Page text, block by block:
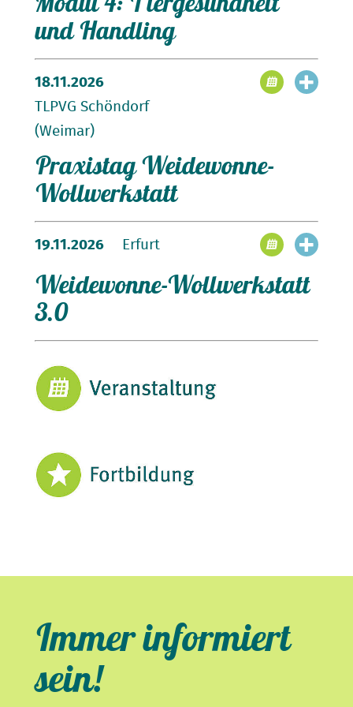
anmelden
Zeit und Dauer:
anmelden
Zum Download: Lehrgangs-Flyer
Zeit und Dauer:
Kontakt:
anmelden
und Handling
Modul 4: Tiergesundheit und -handling
Zum Download:
Zeit und Dauer:
18.11.2026
TLPVG Schöndorf
(Weimar)
Praxistag Weidewonne-
Wollwerkstatt
Praxistag Merinolangwollschaf
19.11.2026 Erfurt
Weidewonne-Wollwerkstatt
3.0
Immer informiert
sein!